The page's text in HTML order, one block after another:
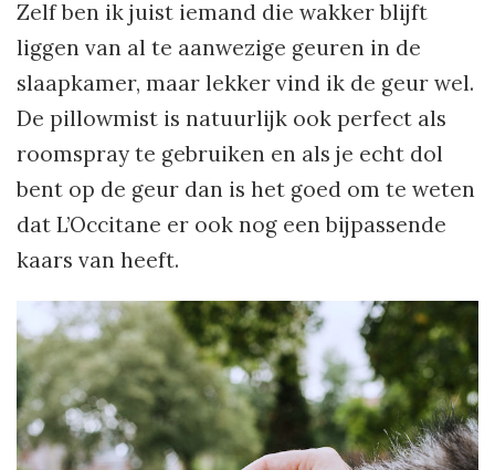
Zelf ben ik juist iemand die wakker blijft
liggen van al te aanwezige geuren in de
slaapkamer, maar lekker vind ik de geur wel.
De pillowmist is natuurlijk ook perfect als
roomspray te gebruiken en als je echt dol
bent op de geur dan is het goed om te weten
dat L’Occitane er ook nog een bijpassende
kaars van heeft.